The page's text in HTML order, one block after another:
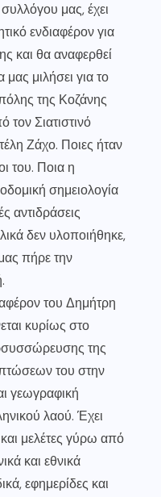
μας, έχει
ενδιαφέρον για
και θα αναφερθεί
μιλήσει για το
της Κοζάνης
Σιατιστινό
Ζάχο. Ποιες ήταν
του. Ποια η
σημειολογία
αντιδράσεις
δεν υλοποιήθηκε,
πήρε την
του Δημήτρη
κυρίως στο
της
του στην
γεωγραφική
λαού. Έχει
μελέτες γύρω από
και εθνικά
εφημερίδες και